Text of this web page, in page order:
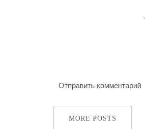
MORE POSTS